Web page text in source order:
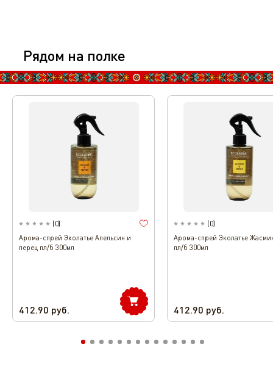
Рядом на полке
(0)
Арома-спрей Эколатье Апельсин и
перец пл/б 300мл
412.90 руб.
(0)
Арома-спрей Эколатье
пл/б 300мл
412.90 руб.